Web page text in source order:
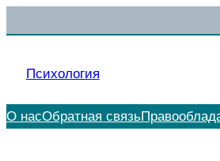
к
Психология
О насОбратная связь